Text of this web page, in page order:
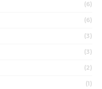
(6)
(6)
(3)
(3)
(2)
(1)